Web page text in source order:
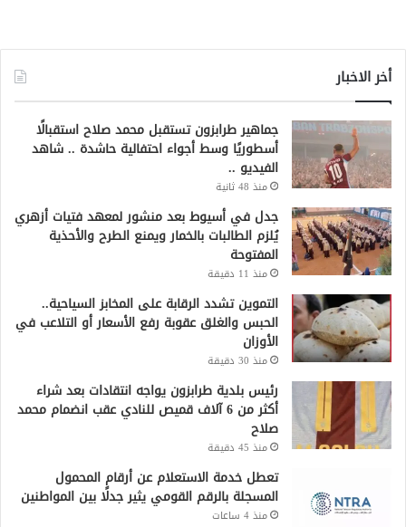
أخر الاخبار
جماهير طرابزون تستقبل محمد صلاح استقبالًا
أسطوريًا وسط أجواء احتفالية حاشدة .. شاهد
الفيديو ..
منذ 48 ثانية
جدل في أسيوط بعد منشور لمعهد فتيات أزهري
يُلزم الطالبات بالخمار ويمنع الطرح والأحذية
المفتوحة
منذ 11 دقيقة
التموين تشدد الرقابة على المخابز السياحية..
الحبس والغلق عقوبة رفع الأسعار أو التلاعب في
الأوزان
منذ 30 دقيقة
رئيس بلدية طرابزون يواجه انتقادات بعد شراء
أكثر من 6 آلاف قميص للنادي عقب انضمام محمد
صلاح
منذ 45 دقيقة
تعطل خدمة الاستعلام عن أرقام المحمول
المسجلة بالرقم القومي يثير جدلًا بين المواطنين
منذ 4 ساعات